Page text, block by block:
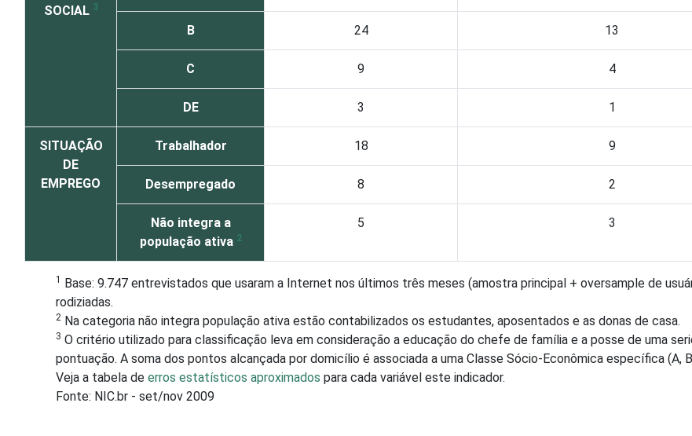
SOCIAL 3
B 24 13
C 9 4
DE 3 1
SITUAÇÃO
DE
EMPREGO
Trabalhador 18 9
Desempregado 8 2
Não integra a
população ativa 2
5 3
1 Base: 9.747 entrevistados que usaram a Internet nos últimos três meses (amostra principal + oversample de
rodiziadas.
2 Na categoria não integra população ativa estão contabilizados os estudantes, aposentados e as donas de casa.
3 O critério utilizado para classificação leva em consideração a educação do chefe de família e a posse de uma
pontuação. A soma dos pontos alcançada por domicílio é associada a uma Classe Sócio-Econômica específica (A, B,
Veja a tabela de erros estatísticos aproximados para cada variável este indicador.
Fonte: NIC.br - set/nov 2009